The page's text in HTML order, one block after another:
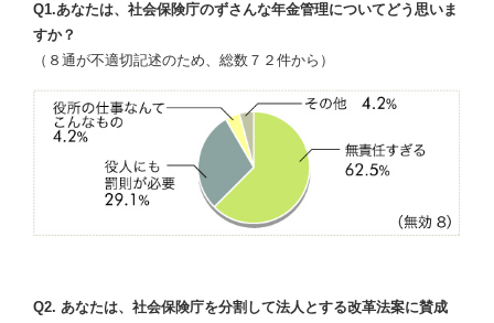
Q1.あなたは、社会保険庁のずさんな年金管理についてどう思いま
すか？
（８通が不適切記述のため、総数７２件から）
Q2. あなたは、社会保険庁を分割して法人とする改革法案に賛成